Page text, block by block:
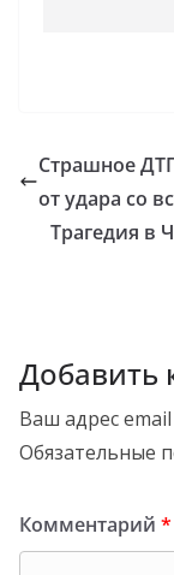
Страшное
от удара со
Трагедия в
Добавить
Ваш адрес
Обязательные
Комментарий *